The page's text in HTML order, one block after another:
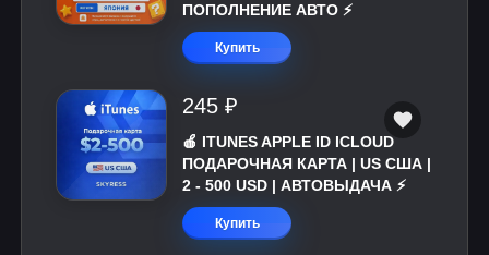
ПОПОЛНЕНИЕ АВТО ⚡
Купить
245 ₽
🍎 ITUNES APPLE ID ICLOUD
ПОДАРОЧНАЯ КАРТА | US США |
2 - 500 USD | АВТОВЫДАЧА ⚡️
Купить